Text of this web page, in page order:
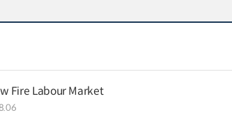
Fire Labour Market